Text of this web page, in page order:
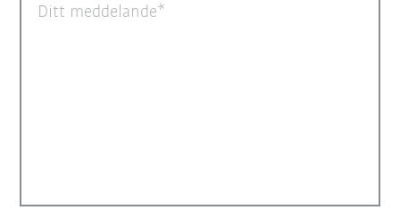
Ditt meddelande